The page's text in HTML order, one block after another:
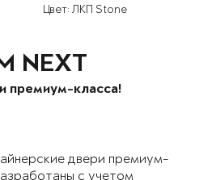
Цвет: ЛКП Stone
NEXT
премиум-класса!
двери премиум-
с учетом